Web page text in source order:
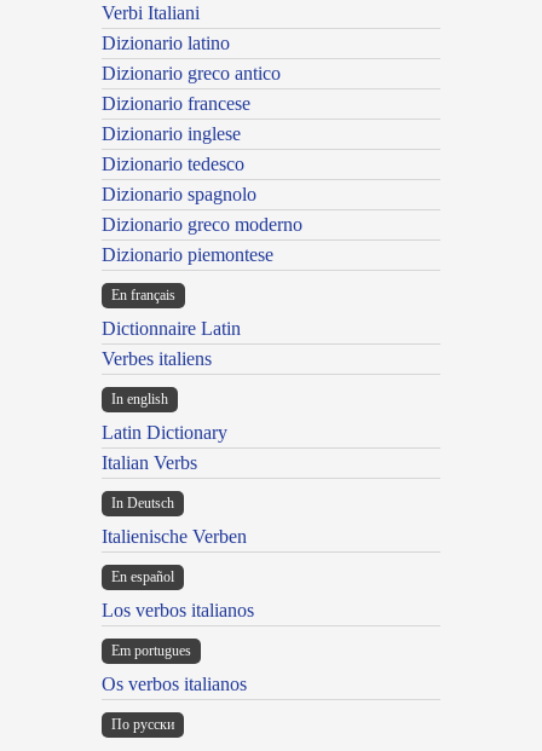
Verbi Italiani
Dizionario latino
Dizionario greco antico
Dizionario francese
Dizionario inglese
Dizionario tedesco
Dizionario spagnolo
Dizionario greco moderno
Dizionario piemontese
En français
Dictionnaire Latin
Verbes italiens
In english
Latin Dictionary
Italian Verbs
In Deutsch
Italienische Verben
En español
Los verbos italianos
Em portugues
Os verbos italianos
По русски